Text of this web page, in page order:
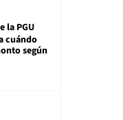
la PGU
cuándo
según